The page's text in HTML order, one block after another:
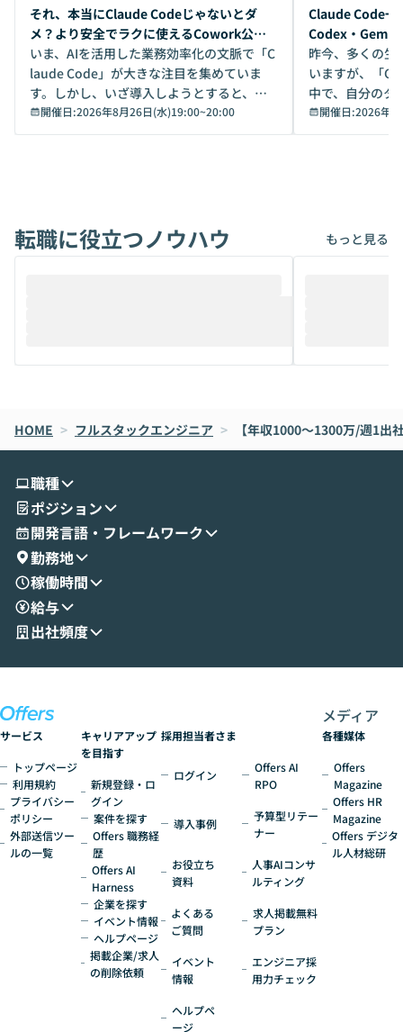
開催前
それ、本当にClaude Codeじゃないとダ
メ？より安全でラクに使えるCowork公開
デモ
いま、AIを活用した業務効率化の文脈で「C
laude Code」が大きな注目を集めていま
す。しかし、いざ導入しようとすると、セ
キュリティ面の懸念や権限管理のハードル
から、気軽に使えないケースも多いのでは
けでなく、想像以上の範囲まで自動化でき
ることは、まだあまり知られていません。
メルカリでの判断基準をもとに「なぜClau
oworkの基本的な機能をご紹介いただきま
す。 続く公開デモでは、実際にCoworkを
せいただきます。数分でワークフローが完
成する手軽さや、Gmail等の外部サービス
とセキュアに連携できるポイントなど、実
演を通じて具体的なイメージをお届けしま
す。 後半のディスカッションでは、セキュ
リティの考え方や社内導入の進め方など、
現場目線でさらに深掘りしていきます。
「自分の業務をAIで自動化してみたいけ
いう方にこそ参加いただきたいイベントで
開催日:2026年8月26日(水)19:00~20:00
開催前
Claude Code一
Codex・
昨今、多くの生
いますが、「
中で、自分のタ
いいのか」を自
か？ 「なんとなく誰かが良いと言っていた
は、評判では
ているAIを選ぶこ
それぞれの本当
は、LLMのフル
ント構築の最前
開催日:2026年8
転職に役立つノウハウ もっと見る
HOME > フルスタックエンジニア > 【年収1000〜1300万/週1
職種
ポジション
開発言語・フレームワーク
勤務地
稼働時間
給与
出社頻度
サービス
トップページ
利用規約
プライバシー
ポリシー
外部送信ツー
ルの一覧
キャリアアップ
を目指す
新規登録・ロ
グイン
案件を探す
Offers 職務経
歴
Offers AI
Harness
企業を探す
イベント情報
ヘルプページ
掲載企業/求人
の削除依頼
採用担当者さま
ログイン
導入事例
お役立ち
資料
よくある
ご質問
イベント
情報
ヘルプペ
ージ
Offers AI
RPO
予算型リテー
ナー
人事AIコンサ
ルティング
求人掲載無料
プラン
エンジニア採
用力チェック
メディア
各種媒体
Offers
Magazine
Offers HR
Magazine
Offers デジタ
ル人材総研